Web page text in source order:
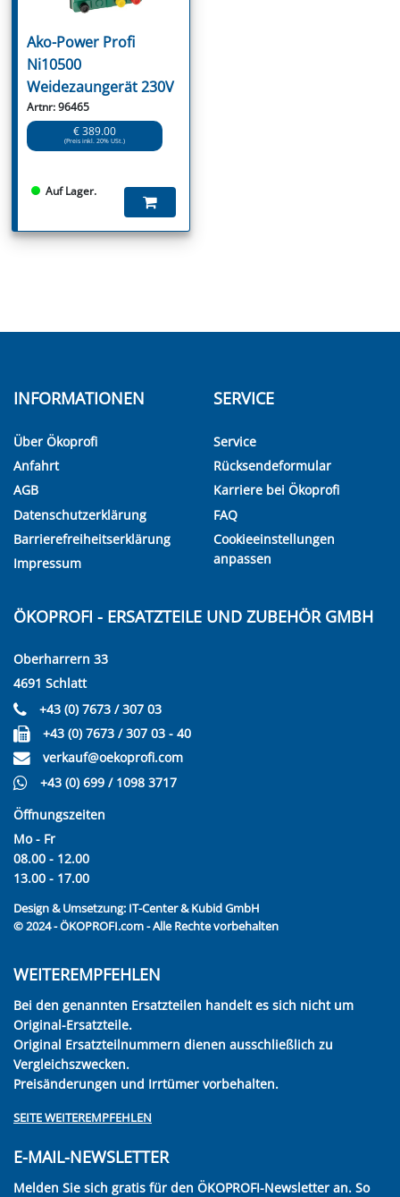
Ako-Power Profi
Ni10500
Weidezaungerät 230V
Artnr: 96465
€ 389.00
(Preis inkl. 20% USt.)
Auf Lager.
INFORMATIONEN
Über Ökoprofi
Anfahrt
AGB
Datenschutzerklärung
Barrierefreiheitserklärung
Impressum
SERVICE
Service
Rücksendeformular
Karriere bei Ökoprofi
FAQ
Cookieeinstellungen
anpassen
ÖKOPROFI - ERSATZTEILE UND ZUBEHÖR GMBH
Oberharrern 33
4691 Schlatt
+43 (0) 7673 / 307 03
+43 (0) 7673 / 307 03 - 40
verkauf@oekoprofi.com
+43 (0) 699 / 1098 3717
Öffnungszeiten
Mo - Fr
08.00 - 12.00
13.00 - 17.00
Design & Umsetzung: IT-Center & Kubid GmbH
© 2024 - ÖKOPROFI.com - Alle Rechte vorbehalten
WEITEREMPFEHLEN
Bei den genannten Ersatzteilen handelt es sich nicht um
Original-Ersatzteile.
Original Ersatzteilnummern dienen ausschließlich zu
Vergleichszwecken.
Preisänderungen und Irrtümer vorbehalten.
SEITE WEITEREMPFEHLEN
E-MAIL-NEWSLETTER
Melden Sie sich gratis für den ÖKOPROFI-Newsletter an. So